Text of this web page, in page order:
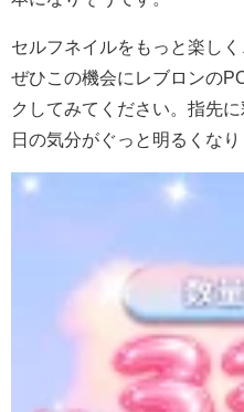
セルフネイルをもっと楽し
ぜひこの機会にレブロンの
クしてみてください。指先
日の気分がぐっと明るくなり